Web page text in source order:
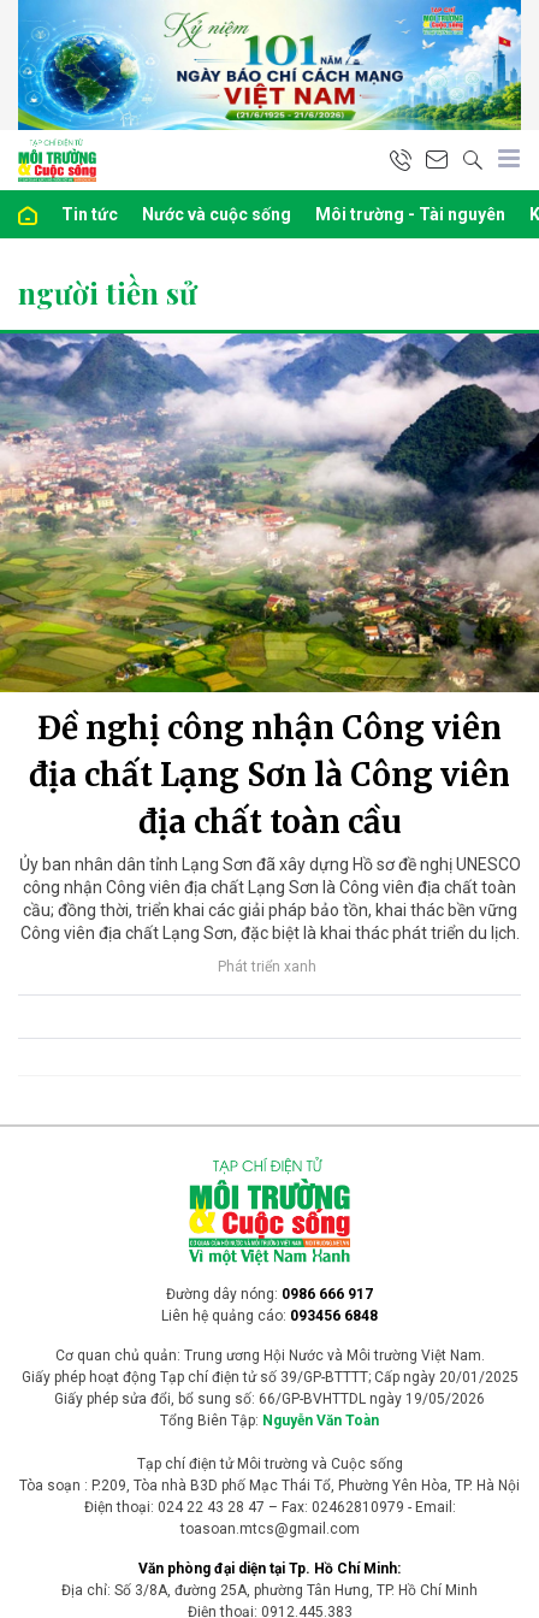
Tin tức Nước và cuộc sống Môi trường - Tài nguyên
người tiền sử
Đề nghị công nhận Công viên
địa chất Lạng Sơn là Công viên
địa chất toàn cầu
Ủy ban nhân dân tỉnh Lạng Sơn đã xây dựng Hồ sơ đề nghị UNESCO
công nhận Công viên địa chất Lạng Sơn là Công viên địa chất toàn
cầu; đồng thời, triển khai các giải pháp bảo tồn, khai thác bền vững
Công viên địa chất Lạng Sơn, đặc biệt là khai thác phát triển du lịch.
Phát triển xanh
Đường dây nóng: 0986 666 917
Liên hệ quảng cáo: 093456 6848
Cơ quan chủ quản: Trung ương Hội Nước và Môi trường Việt Nam.
Giấy phép hoạt động Tạp chí điện tử số 39/GP-BTTTT; Cấp ngày 20/01/2025
Giấy phép sửa đổi, bổ sung số: 66/GP-BVHTTDL ngày 19/05/2026
Tổng Biên Tập: Nguyễn Văn Toàn
Tạp chí điện tử Môi trường và Cuộc sống
Tòa soạn : P.209, Tòa nhà B3D phố Mạc Thái Tổ, Phường Yên Hòa, TP. Hà Nội
Điện thoại: 024 22 43 28 47 – Fax: 02462810979 - Email:
toasoan.mtcs@gmail.com
Văn phòng đại diện tại Tp. Hồ Chí Minh:
Địa chỉ: Số 3/8A, đường 25A, phường Tân Hưng, TP. Hồ Chí Minh
Điện thoại: 0912.445.383